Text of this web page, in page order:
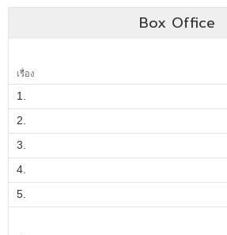
Box Office
เรื่อง
1.
2.
3.
4.
5.